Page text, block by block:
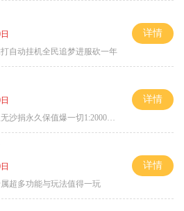
自动挂机全民追梦进服砍一年
详情
沙捐永久保值爆一切1:2000回1
详情
超多功能与玩法值得一玩
详情